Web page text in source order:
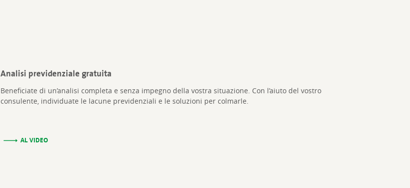
Analisi previdenziale gratuita
Beneficiate di un’analisi completa e senza impegno della vostra situazione. Con l’aiuto del vostro
consulente, individuate le lacune previdenziali e le soluzioni per colmarle.
AL VIDEO